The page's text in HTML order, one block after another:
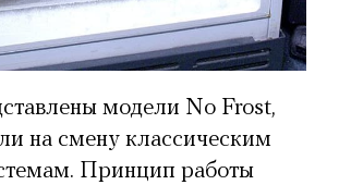
модели No Frost,
на смену классическим
Принцип работы